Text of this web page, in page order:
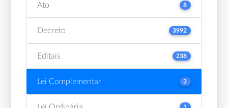
Ato 8
Decreto 3992
Editais 238
Lei Complementar 3